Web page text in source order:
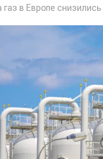
газ в Европе